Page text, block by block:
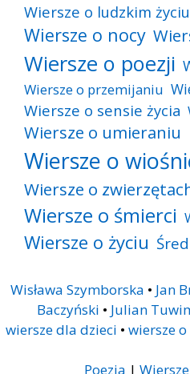
Wiersze o ludzkim życiu
Wiersze o nocy
Wiersze o poezji
Wiersze o przemijaniu
Wiersze o sensie życia
Wiersze o umieraniu
Wiersze o
Wiersze o
Wiersze o śmierci
Wiersze o życiu
Wisława Szymborska • Jan
Baczyński • Julian
wiersze dla dzieci • wiersze o
Poezja | Wiersze